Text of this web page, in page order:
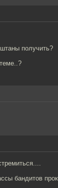
получить?
бандитов